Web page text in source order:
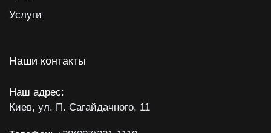
Услуги
Наши контакты
Наш адрес:
Киев, ул. П. Сагайдачного, 11